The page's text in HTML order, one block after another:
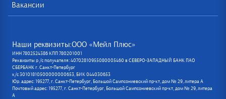
Вакансии
Наши реквизиты:ООО «Мейл Плюс»
ИНН 7802524386 КПП 780201001
Реквизиты р /с получателя: 40702810955080005460 в СЕВЕРО-ЗАПАДНЫЙ БАНК ПАО
СБЕРБАНК г. Санкт-Петербург
к/с 30101810500000000653, БИК 044030653
Юр. адрес: 195277, г. Санкт-Петербург, Большой Сампсониевский пр-кт, дом № 29, литера А
Почтовый адрес: 195277, г. Санкт-Петербург, Большой Сампсониевский пр-кт, дом № 29, литера
А